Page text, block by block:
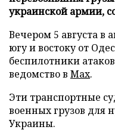
украинской армии,
Вечером 5 августа в
югу и востоку от
беспилотники
ведомство в Max.
Эти транспортные
военных грузов для
Украины.